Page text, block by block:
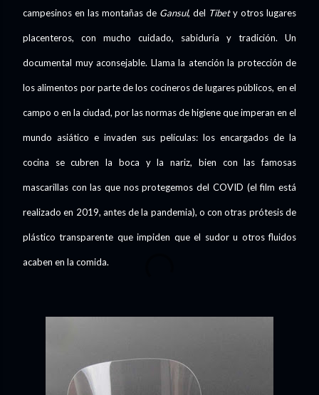
campesinos en las montañas de Gansul, del Tibety otros lugares
placenteros, con mucho cuidado, sabiduría y tradición. Un
documental muy aconsejable. Llama la atención la protección de
los alimentos por parte de los cocineros de lugares públicos, en el
campo o en la ciudad, por las normas de higiene que imperan en el
mundo asiático e invaden sus películas: los encargados de la
cocina se cubren la boca y la nariz, bien con las famosas
mascarillas con las que nos protegemos del COVID (el film está
realizado en 2019, antes de la pandemia), o con otras prótesis de
plástico transparente que impiden que el sudor u otros fluidos
acaben en la comida.